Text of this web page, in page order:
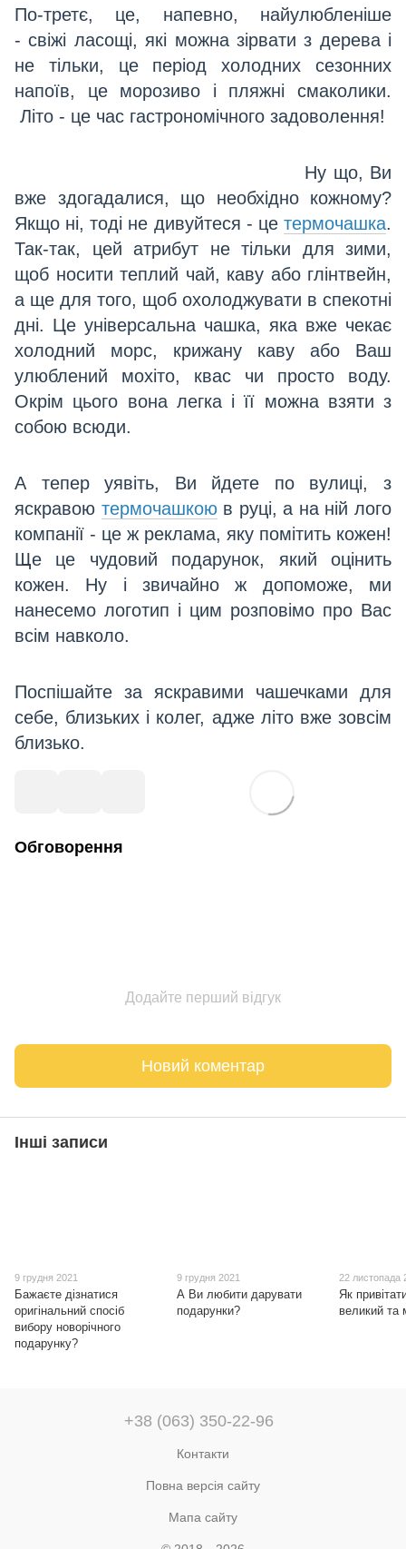
По-третє, це, напевно, найулюбленіше
- свіжі ласощі, які можна зірвати з дерева і
не тільки, це період холодних сезонних
напоїв, це морозиво і пляжні смаколики.
Літо - це час гастрономічного задоволення!
Ну що, Ви
вже здогадалися, що необхідно кожному?
Якщо ні, тоді не дивуйтеся - це термочашка.
Так-так, цей атрибут не тільки для зими,
щоб носити теплий чай, каву або глінтвейн,
а ще для того, щоб охолоджувати в спекотні
дні. Це універсальна чашка, яка вже чекає
холодний морс, крижану каву або Ваш
улюблений мохіто, квас чи просто воду.
Окрім цього вона легка і її можна взяти з
собою всюди.
А тепер уявіть, Ви йдете по вулиці, з
яскравою термочашкоюв руці, а на ній лого
компанії - це ж реклама, яку помітить кожен!
Ще це чудовий подарунок, який оцінить
кожен. Ну і звичайно ж допоможе, ми
нанесемо логотип і цим розповімо про Вас
всім навколо.
Поспішайте за яскравими чашечками для
себе, близьких і колег, адже літо вже зовсім
близько.
Обговорення
Додайте перший відгук
Новий коментар
Інші записи
9 грудня 2021
Бажаєте дізнатися
оригінальний спосіб
вибору новорічного
подарунку?
9 грудня 2021
А Ви любити дарувати
подарунки?
22 листопада
Як
великий та
+38 (063) 350-22-96
Контакти
Повна версія сайту
Мапа сайту